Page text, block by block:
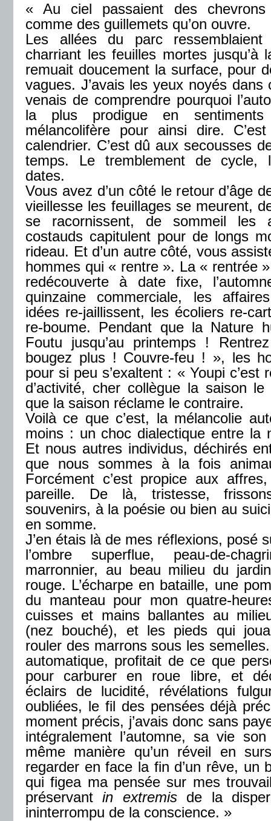
«Au ciel passaient des chevrons
comme des guillemets qu’on ouvre.
Les allées du parc
charriant les feuilles mortes jusqu’à
remuait doucement la surface, pour
vagues. J’avais les yeux noyés
venais de comprendre pourquoi
la plus prodigue en
mélancolifère pour ainsi dire.
calendrier. C’est dû aux secousses
temps. Le tremblement de cycle,
dates.
Vous avez d’un côté le retour d’âge
vieillesse les feuillages se meurent,
se racornissent, de sommeil les
costauds capitulent pour de longs
rideau. Et d’un autre côté, vous
hommes qui « rentre ». La « rentrée
redécouverte à date fixe,
quinzaine commerciale, les
idées re-jaillissent, les écoliers re-
re-boume. Pendant que la Nature
Foutu jusqu’au printemps !
bougez plus ! Couvre-feu ! », les
pour si peu s’exaltent : « Youpi c’est
d’activité, cher collègue la saison
que la saison réclame le contraire.
Voilà ce que c’est, la mélancolie
moins : un choc dialectique entre la
Et nous autres individus, déchirés
que nous sommes à la fois
Forcément c’est propice aux
pareille. De là, tristesse,
souvenirs, à la poésie ou bien au
en somme.
J’en étais là de mes réflexions, posé
l’ombre superflue, peau-de-
marronnier, au beau milieu du
rouge. L’écharpe en bataille, une
du manteau pour mon quatre-
cuisses et mains ballantes au
(nez bouché), et les pieds qui
rouler des marrons sous les
automatique, profitait de ce que
pour carburer en roue libre, et
éclairs de lucidité, révélations
oubliées, le fil des pensées déjà
moment précis, j’avais donc sans
intégralement l’automne, sa vie
même manière qu’un réveil en
regarder en face la fin d’un rêve, un
qui figea ma pensée sur mes
préservantin extremisde la
ininterrompu de la conscience. »